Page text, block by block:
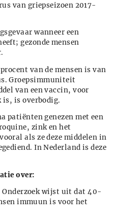
van griepseizoen 2017-
wanneer een
gezonde mensen
van de mensen is van
Groepsimmuniteit
van een vaccin, voor
is, is overbodig.
patiënten genezen met een
zink en het
als ze deze middelen in
In Nederland is deze
over:
wijst uit dat 40-
immuun is voor het